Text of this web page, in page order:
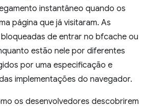
instantâneo quando os
página que já visitaram. As
de entrar no bfcache ou
estão nele por diferentes
por uma especificação e
implementações do navegador.
os desenvolvedores descobrirem